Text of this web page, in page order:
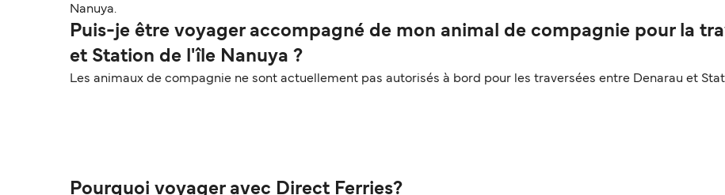
Nanuya.
Puis-je être voyager accompagné de mon animal de compagnie pour la
et Station de l'île Nanuya ?
Les animaux de compagnie ne sont actuellement pas autorisés à bord pour les traversées entre Denarau et
Pourquoi voyager avec Direct Ferries?